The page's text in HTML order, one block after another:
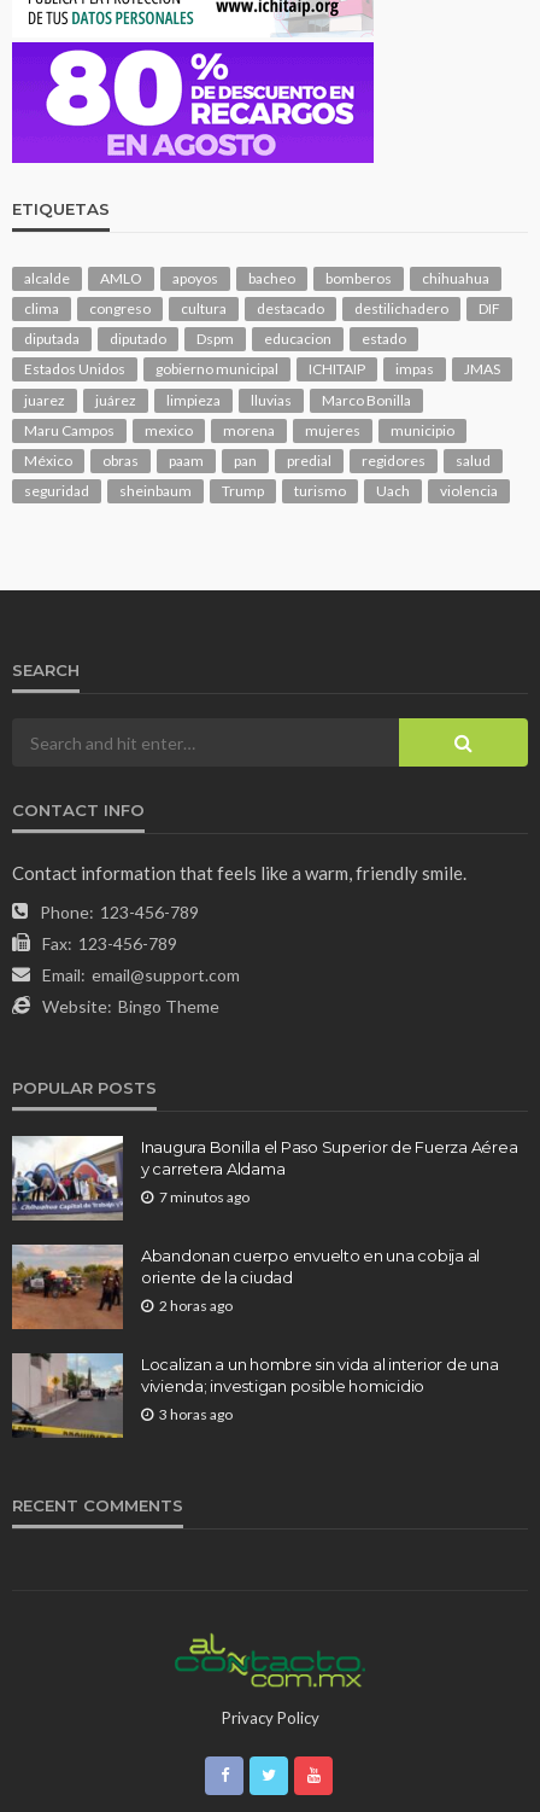
ETIQUETAS
alcalde AMLO apoyos bacheo bomberos
chihuahua
clima
congreso cultura destacado destilichadero
DIF
diputada
diputado Dspm educacion
estado
Estados Unidos
gobierno municipal ICHITAIP impas
JMAS
juarez
juárez limpieza lluvias
Marco Bonilla
Maru Campos
mexico morena mujeres
municipio
México
obras paam pan predial regidores
salud
seguridad
sheinbaum Trump turismo Uach violencia
SEARCH
CONTACT INFO
Contact information that feels like a warm, friendly smile.
Phone: 123-456-789
Fax: 123-456-789
Email: email@support.com
Website: Bingo Theme
POPULAR POSTS
Inaugura Bonilla el Paso Superior de Fuerza Aérea
y carretera Aldama
7 minutos ago
Abandonan cuerpo envuelto en una cobija al
oriente de la ciudad
2 horas ago
Localizan a un hombre sin vida al interior de una
vivienda; investigan posible homicidio
3 horas ago
RECENT COMMENTS
Privacy Policy